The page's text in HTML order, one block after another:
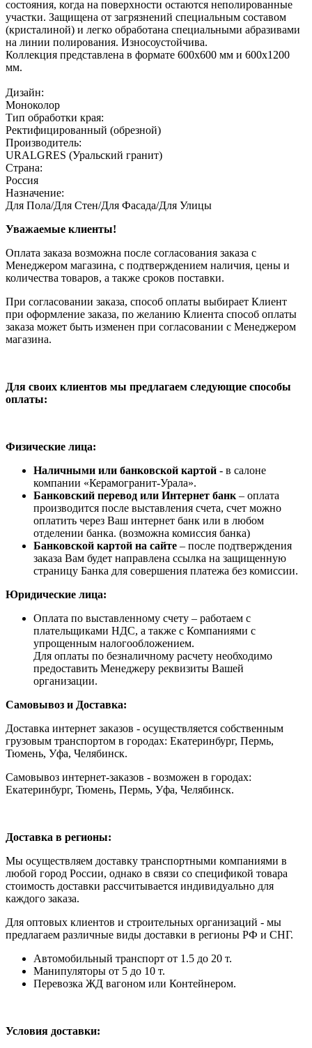
состояния, когда на поверхности остаются неполированные
участки. Защищена от загрязнений специальным составом
(кристалиной) и легко обработана специальными абразивами
на линии полирования. Износоустойчива.
Коллекция представлена в формате 600х600 мм и 600х1200
мм.
Дизайн:
Моноколор
Тип обработки края:
Ректифицированный (обрезной)
Производитель:
URALGRES (Уральский гранит)
Страна:
Россия
Назначение:
Для Пола/Для Стен/Для Фасада/Для Улицы
Уважаемые клиенты!
Оплата заказа возможна после согласования заказа с
Менеджером магазина, с подтверждением наличия, цены и
количества товаров, а также сроков поставки.
При согласовании заказа, способ оплаты выбирает Клиент
при оформление заказа, по желанию Клиента способ оплаты
заказа может быть изменен при согласовании с Менеджером
магазина.
Для своих клиентов мы предлагаем следующие способы
оплаты:
Физические лица:
Наличными или банковской картой - в салоне
компании «Керамогранит-Урала».
Банковский перевод или Интернет банк – оплата
производится после выставления счета, счет можно
оплатить через Ваш интернет банк или в любом
отделении банка. (возможна комиссия банка)
Банковской картой на сайте – после подтверждения
заказа Вам будет направлена ссылка на защищенную
страницу Банка для совершения платежа без комиссии.
Юридические лица:
Оплата по выставленному счету – работаем с
плательщиками НДС, а также с Компаниями с
упрощенным налогообложением.
Для оплаты по безналичному расчету необходимо
предоставить Менеджеру реквизиты Вашей
организации.
Самовывоз и Доставка:
Доставка интернет заказов - осуществляется собственным
грузовым транспортом в городах: Екатеринбург, Пермь,
Тюмень, Уфа, Челябинск.
Самовывоз интернет-заказов - возможен в городах:
Екатеринбург, Тюмень, Пермь, Уфа, Челябинск.
Доставка в регионы:
Мы осуществляем доставку транспортными компаниями в
любой город России, однако в связи со спецификой товара
стоимость доставки рассчитывается индивидуально для
каждого заказа.
Для оптовых клиентов и строительных организаций - мы
предлагаем различные виды доставки в регионы РФ и СНГ.
Автомобильный транспорт от 1.5 до 20 т.
Манипуляторы от 5 до 10 т.
Перевозка ЖД вагоном или Контейнером.
Условия доставки: